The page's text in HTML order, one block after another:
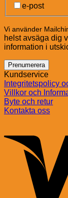
e-post
Vi använder
helst avsäga dig
information i
Kundservice
Integritetspolicy
Villkor och
Byte och retur
Kontakta oss